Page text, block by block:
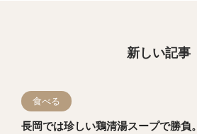
新しい記事
食べる
長岡では珍しい鶏清湯スープで勝負。